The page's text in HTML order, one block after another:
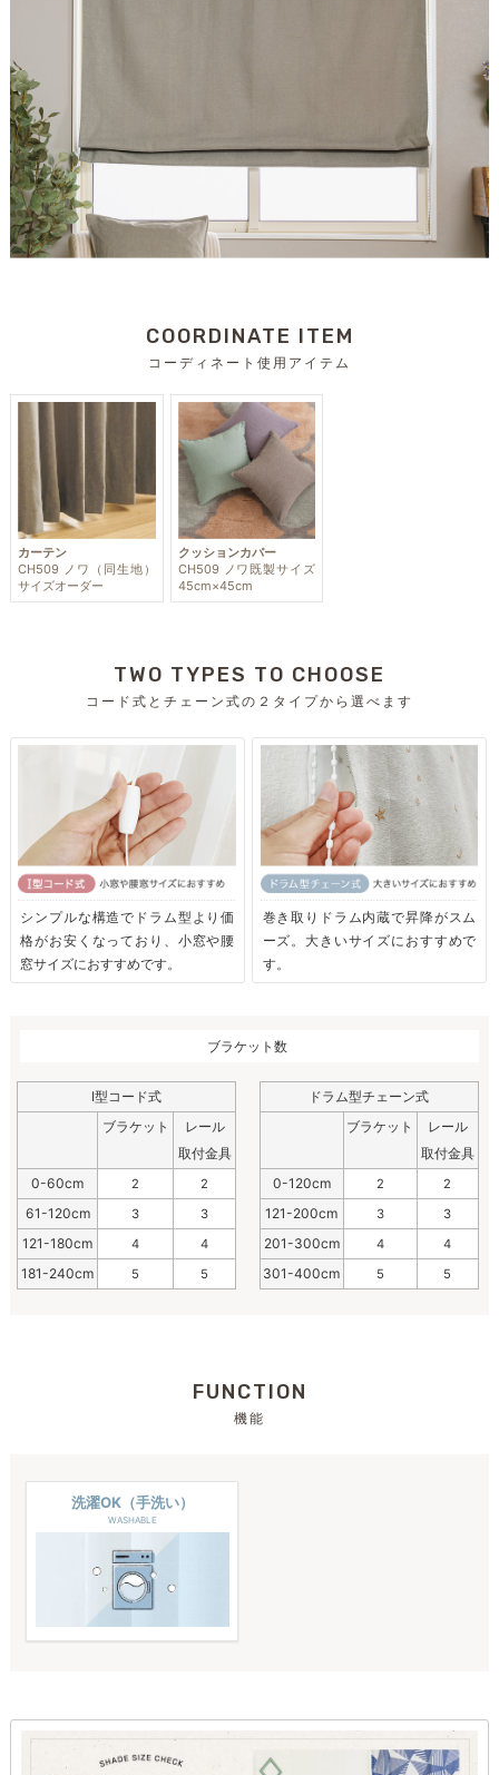
COORDINATE ITEM
コーディネート使用アイテム
カーテン
CH509 ノワ（同生地）
サイズオーダー
クッションカバー
CH509 ノワ既製サイズ
45cm×45cm
TWO TYPES TO CHOOSE
コード式とチェーン式の２タイプから選べます
シンプルな構造でドラム型より価
格がお安くなっており、小窓や腰
窓サイズにおすすめです。
巻き取りドラム内蔵で昇降がスム
ーズ。大きいサイズにおすすめで
す。
ブラケット数
I型コード式
ブラケット
レール
取付金具
0-60cm
2 2
61-120cm 3 3
121-180cm 4 4
181-240cm 5 5
ドラム型チェーン式
ブラケット
レール
取付金具
0-120cm
2 2
121-200cm 3 3
201-300cm 4 4
301-400cm 5 5
FUNCTION
機能
洗濯OK（手洗い）
WASHABLE